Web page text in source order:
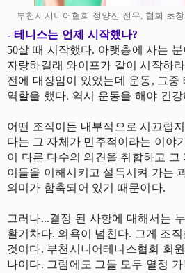
부천시시니어협회 정양진 전무, 협회 초
- 테니스는 언제 시작했나?
50살 때 시작했다. 아랫층에 사는
자랑하길래 와이프가 같이 시작하
전에 대장암이 있었는데 운동, 그중
역할을 했다. 역시 운동을 해야 건
어떤 조직이든 내부적으로 시끄럽
다는 그 자체가 민주적이라는 이야
이 다른 다수의 의견을 취합하고 그
이들을 이해시키고 설득시켜 가는
의미가 함축되어 있기 때문이다.
그러나...결정 된 사항에 대해서는
활기차다. 의욕이 넘친다. 그게 조
것이다. 부천시니어테니스협회 회
나이다. 그럼에도 그들 모두 열정